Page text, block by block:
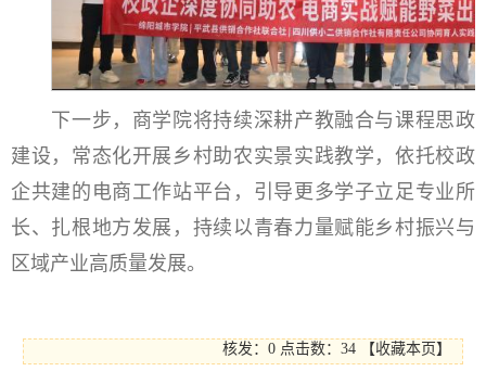
下一步，商学院将持续深耕产教融合与课程思政
建设，常态化开展乡村助农实景实践教学，依托校政
企共建的电商工作站平台，引导更多学子立足专业所
长、扎根地方发展，持续以青春力量赋能乡村振兴与
区域产业高质量发展。
核发：0 点击数：34 【收藏本页 】